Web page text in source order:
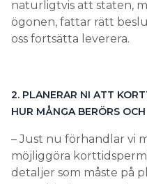
– Just nu förhandlar vi
möjliggöra
3. HUR SER DET UT FÖR
OM UPPSÄGNING PÅ
– Vi har inte varslat
dagsläget. Våra chefer